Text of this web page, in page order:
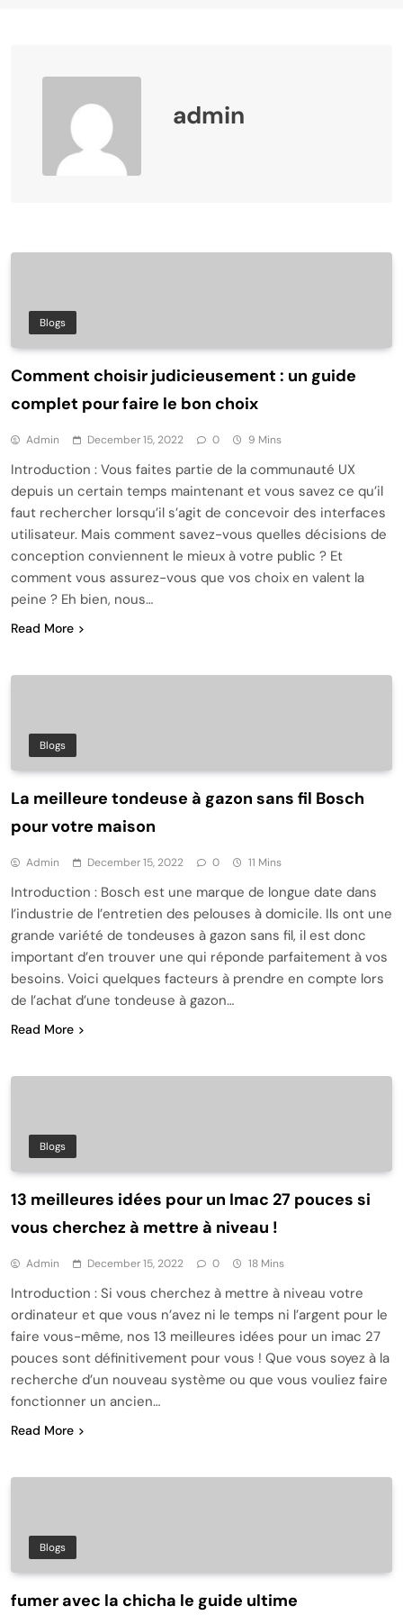
admin
Blogs
Comment choisir judicieusement : un guide
complet pour faire le bon choix
Admin December 15, 2022 0 9 Mins
Introduction : Vous faites partie de la communauté UX
depuis un certain temps maintenant et vous savez ce qu’il
faut rechercher lorsqu’il s’agit de concevoir des interfaces
utilisateur. Mais comment savez-vous quelles décisions de
conception conviennent le mieux à votre public ? Et
comment vous assurez-vous que vos choix en valent la
peine ? Eh bien, nous…
Read More
Blogs
La meilleure tondeuse à gazon sans fil Bosch
pour votre maison
Admin December 15, 2022 0 11 Mins
Introduction : Bosch est une marque de longue date dans
l’industrie de l’entretien des pelouses à domicile. Ils ont une
grande variété de tondeuses à gazon sans fil, il est donc
important d’en trouver une qui réponde parfaitement à vos
besoins. Voici quelques facteurs à prendre en compte lors
de l’achat d’une tondeuse à gazon…
Read More
Blogs
13 meilleures idées pour un Imac 27 pouces si
vous cherchez à mettre à niveau !
Admin December 15, 2022 0 18 Mins
Introduction : Si vous cherchez à mettre à niveau votre
ordinateur et que vous n’avez ni le temps ni l’argent pour le
faire vous-même, nos 13 meilleures idées pour un imac 27
pouces sont définitivement pour vous ! Que vous soyez à la
recherche d’un nouveau système ou que vous vouliez faire
fonctionner un ancien…
Read More
Blogs
fumer avec la chicha le guide ultime